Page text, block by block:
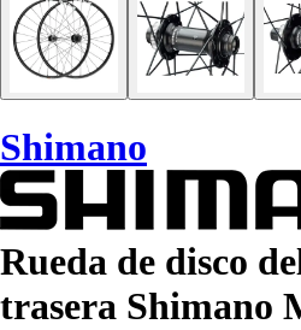
Shimano
Rueda de disco
trasera Shimano